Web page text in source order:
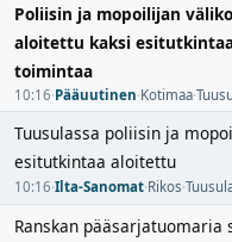
Poliisin ja mopoilijan
aloitettu kaksi
toimintaa
10:16·Pääuutinen·Kotimaa·
Tuusulassa poliisin ja
esitutkintaa aloitettu
10:16·Ilta-Sanomat·Rikos·
Ranskan pääsarjatuomaria